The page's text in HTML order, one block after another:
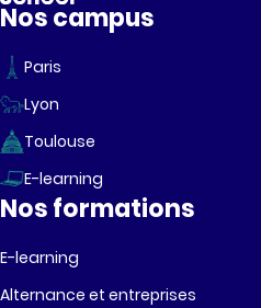
Nos campus
Paris
Lyon
Toulouse
E-learning
Nos formations
E-learning
Alternance et entreprises